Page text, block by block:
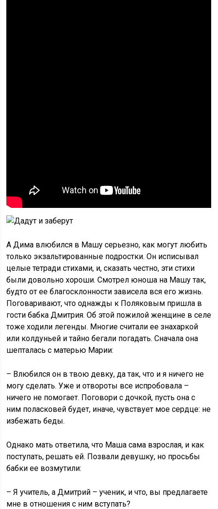
А Дима влюбился в Машу серьезно, как могут любить
только экзальтированные подростки. Он исписывал
целые тетради стихами, и, сказать честно, эти стихи
были довольно хороши. Смотрел юноша на Машу так,
будто от ее благосклонности зависела вся его жизнь.
Поговаривают, что однажды к Поляковым пришла в
гости бабка Дмитрия. Об этой пожилой женщине в селе
тоже ходили легенды. Многие считали ее знахаркой
или колдуньей и тайно бегали погадать. Сначала она
шепталась с матерью Марии:
– Влюбился он в твою девку, да так, что и я ничего не
могу сделать. Уже и отвороты все испробовала –
ничего не помогает. Поговори с дочкой, пусть она с
ним поласковей будет, иначе, чувствует мое сердце: не
избежать беды.
Однако мать ответила, что Маша сама взрослая, и как
поступать, решать ей. Позвали девушку, но просьбы
бабки ее возмутили:
– Я учитель, а Дмитрий – ученик, и что, вы предлагаете
мне в отношения с ним вступать?